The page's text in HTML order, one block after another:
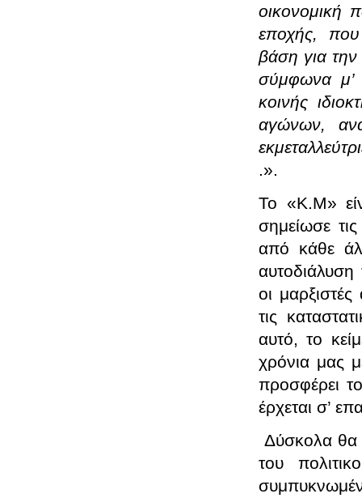
οικονομική
εποχής, που
βάση για την
σύμφωνα μ’
κοινής
αγώνων,
.».
Το «Κ.Μ»
σημείωσε
από κάθε
οι
τις
αυτό, το
χρόνια μας
προσφέρει
έρχεται σ’
Δύσκολα θα
του